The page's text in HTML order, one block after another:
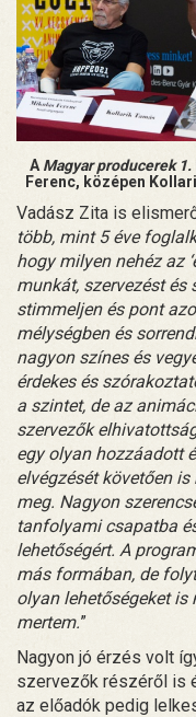
A Magyar producerek 1.
Ferenc, középen
Vadász Zita is
több, mint 5 éve
hogy milyen nehéz az
munkát, szervezést és
stimmeljen és pont
mélységben és
nagyon színes és
érdekes és
a szintet, de az
szervezők
egy olyan hozzáadott
elvégzését követően
meg. Nagyon
tanfolyami csapatba
lehetőségért. A
más formában, de
olyan lehetőségeket
mertem.”
Nagyon jó érzés volt
szervezők részéről is
az előadók pedig